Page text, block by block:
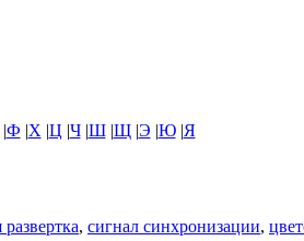
Ф |Х |Ц |Ч|Ш|Щ|Э |Ю|Я
, сигнал синхронизации,